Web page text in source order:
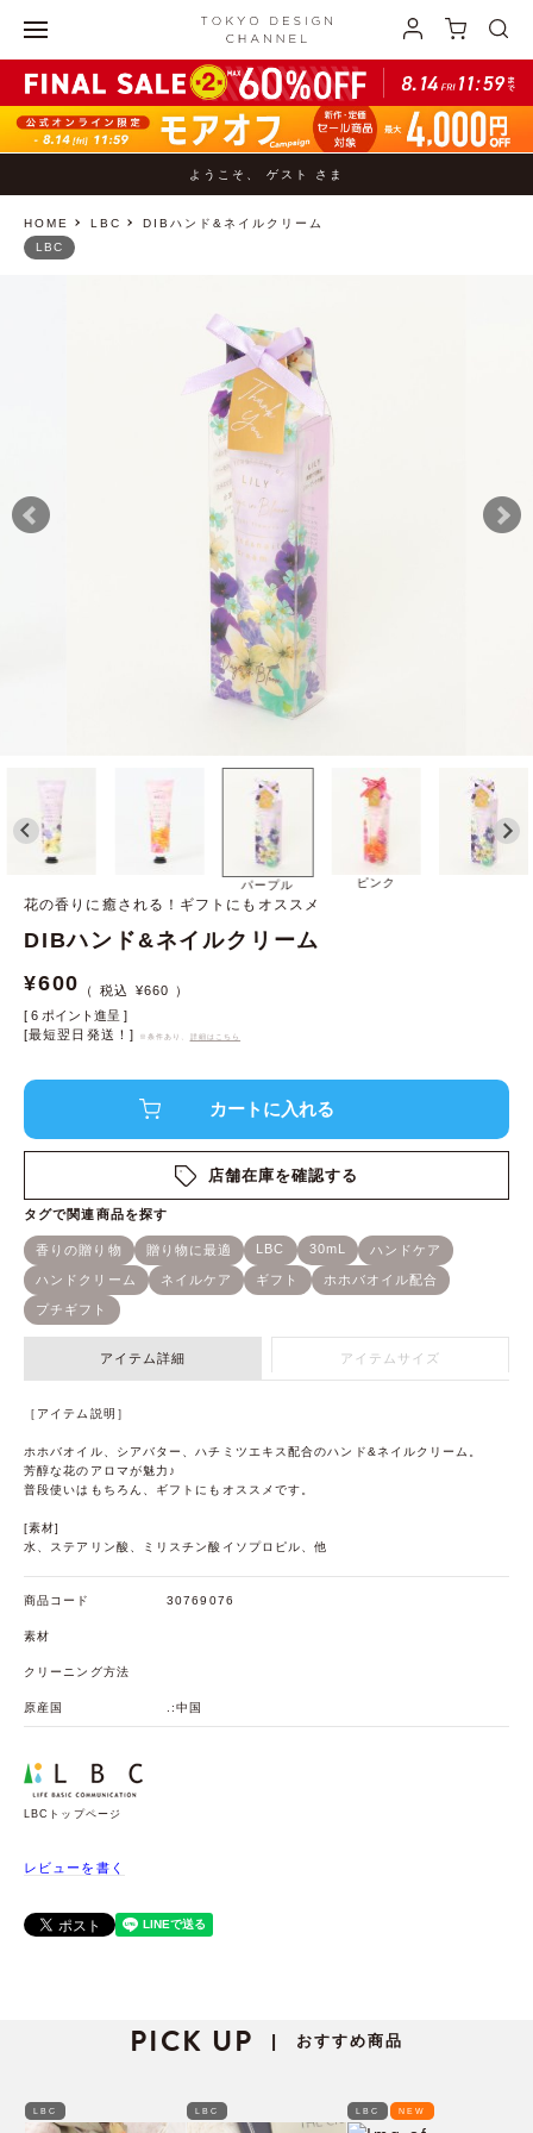
ようこそ、 ゲスト さま
HOME LBC DIBハンド&ネイルクリーム
パープル ピンク
LBC
花の香りに癒される！ギフトにもオススメ
DIBハンド&ネイルクリーム
¥600 ¥660
[ 6 ポイント進呈 ]
[最短翌日発送！]
※条件あり、 詳細はこちら
店舗在庫を確認する
アイテム詳細 アイテムサイズ
［アイテム説明］
ホホバオイル、シアバター、ハチミツエキス配合のハンド&ネイルクリーム。
芳醇な花のアロマが魅力♪
普段使いはもちろん、ギフトにもオススメです。
[素材]
水、ステアリン酸、ミリスチン酸イソプロピル、他
商品コード 30769076
素材
クリーニング方法
原産国 .:中国
LBCトップページ
レビューを書く
PICK UP | おすすめ商品
LBC LBC LBC NEW